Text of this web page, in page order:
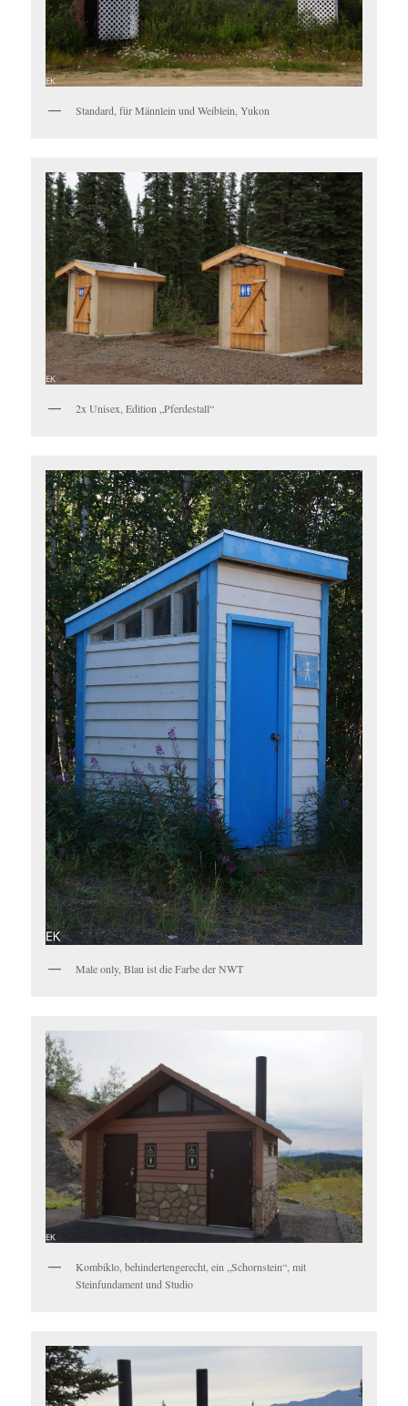
Standard, für Männlein und Weiblein, Yukon
2x Unisex, Edition „Pferdestall“
Male only, Blau ist die Farbe der NWT
Kombiklo, behindertengerecht, ein „Schornstein“, mit
Steinfundament und Studio